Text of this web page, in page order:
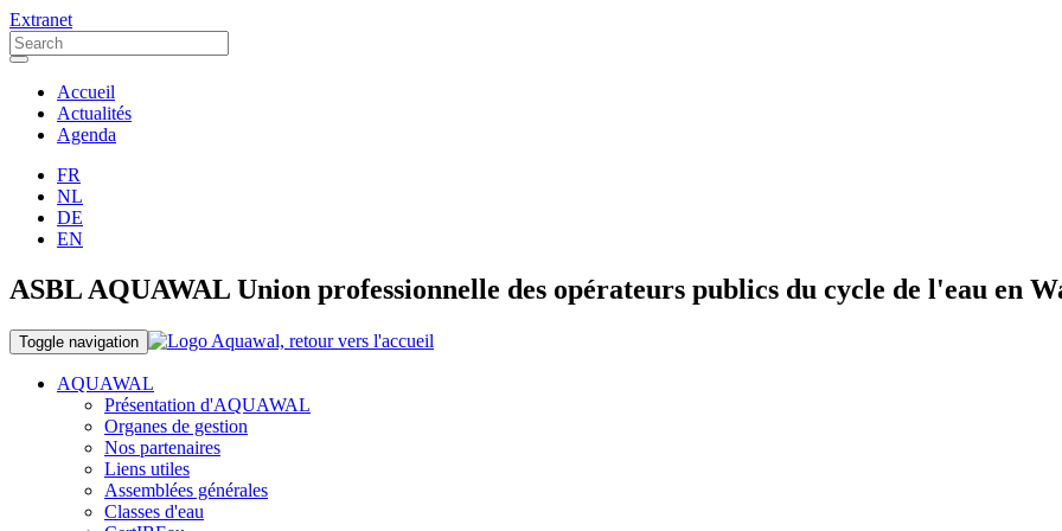
Extranet
Accueil
Actualités
Agenda
FR
NL
DE
EN
ASBL AQUAWAL Union professionnelle des opérateurs publics du cycle de l'eau en
Toggle navigation
AQUAWAL
Présentation d'AQUAWAL
Organes de gestion
Nos partenaires
Liens utiles
Assemblées générales
Classes d'eau